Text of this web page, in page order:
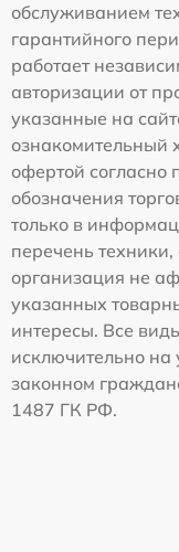
обслуживанием
гарантийного
работает
авторизации от
указанные на
ознакомительный
офертой согласно
обозначения
только в
перечень
организация не
указанных
интересы. Все
исключительно на
законном
1487 ГК РФ.